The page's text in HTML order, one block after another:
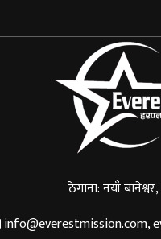
ठेगाना: नयाँ
info@everestmission.com,